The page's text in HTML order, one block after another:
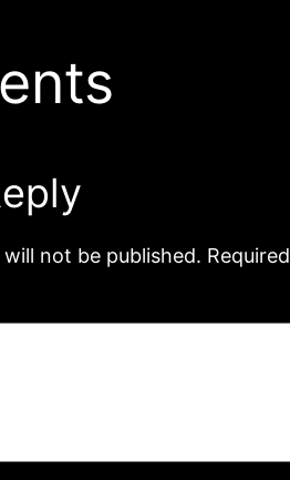
not be published.